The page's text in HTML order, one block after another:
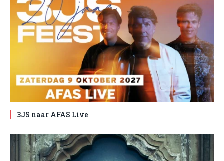
3JS naar AFAS Live